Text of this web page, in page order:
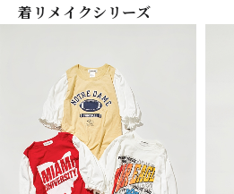
着リメイクシリーズ